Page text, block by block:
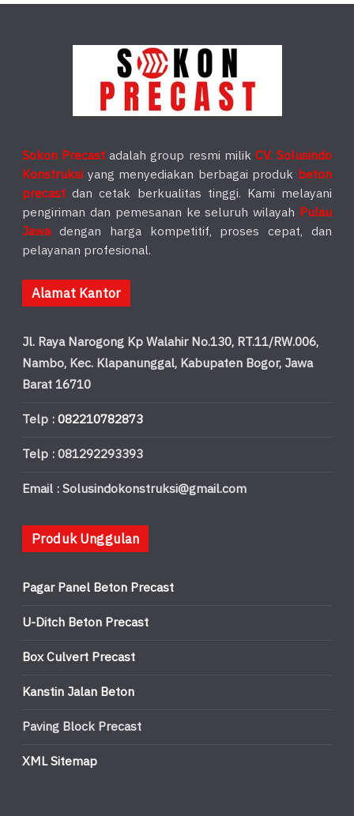
Sokon Precast adalah group resmi milik CV. Solusindo
Konstruksi yang menyediakan berbagai produk beton
precast dan cetak berkualitas tinggi. Kami melayani
pengiriman dan pemesanan ke seluruh wilayah Pulau
Jawadengan harga kompetitif, proses cepat, dan
pelayanan profesional.
Alamat Kantor
Jl. Raya Narogong Kp Walahir No.130, RT.11/RW.006,
Nambo, Kec. Klapanunggal, Kabupaten Bogor, Jawa
Barat 16710
Telp :082210782873
Telp : 081292293393
Email : Solusindokonstruksi@gmail.com
Produk Unggulan
Pagar Panel Beton Precast
U-Ditch Beton Precast
Box Culvert Precast
Kanstin Jalan Beton
Paving Block Precast
XML Sitemap